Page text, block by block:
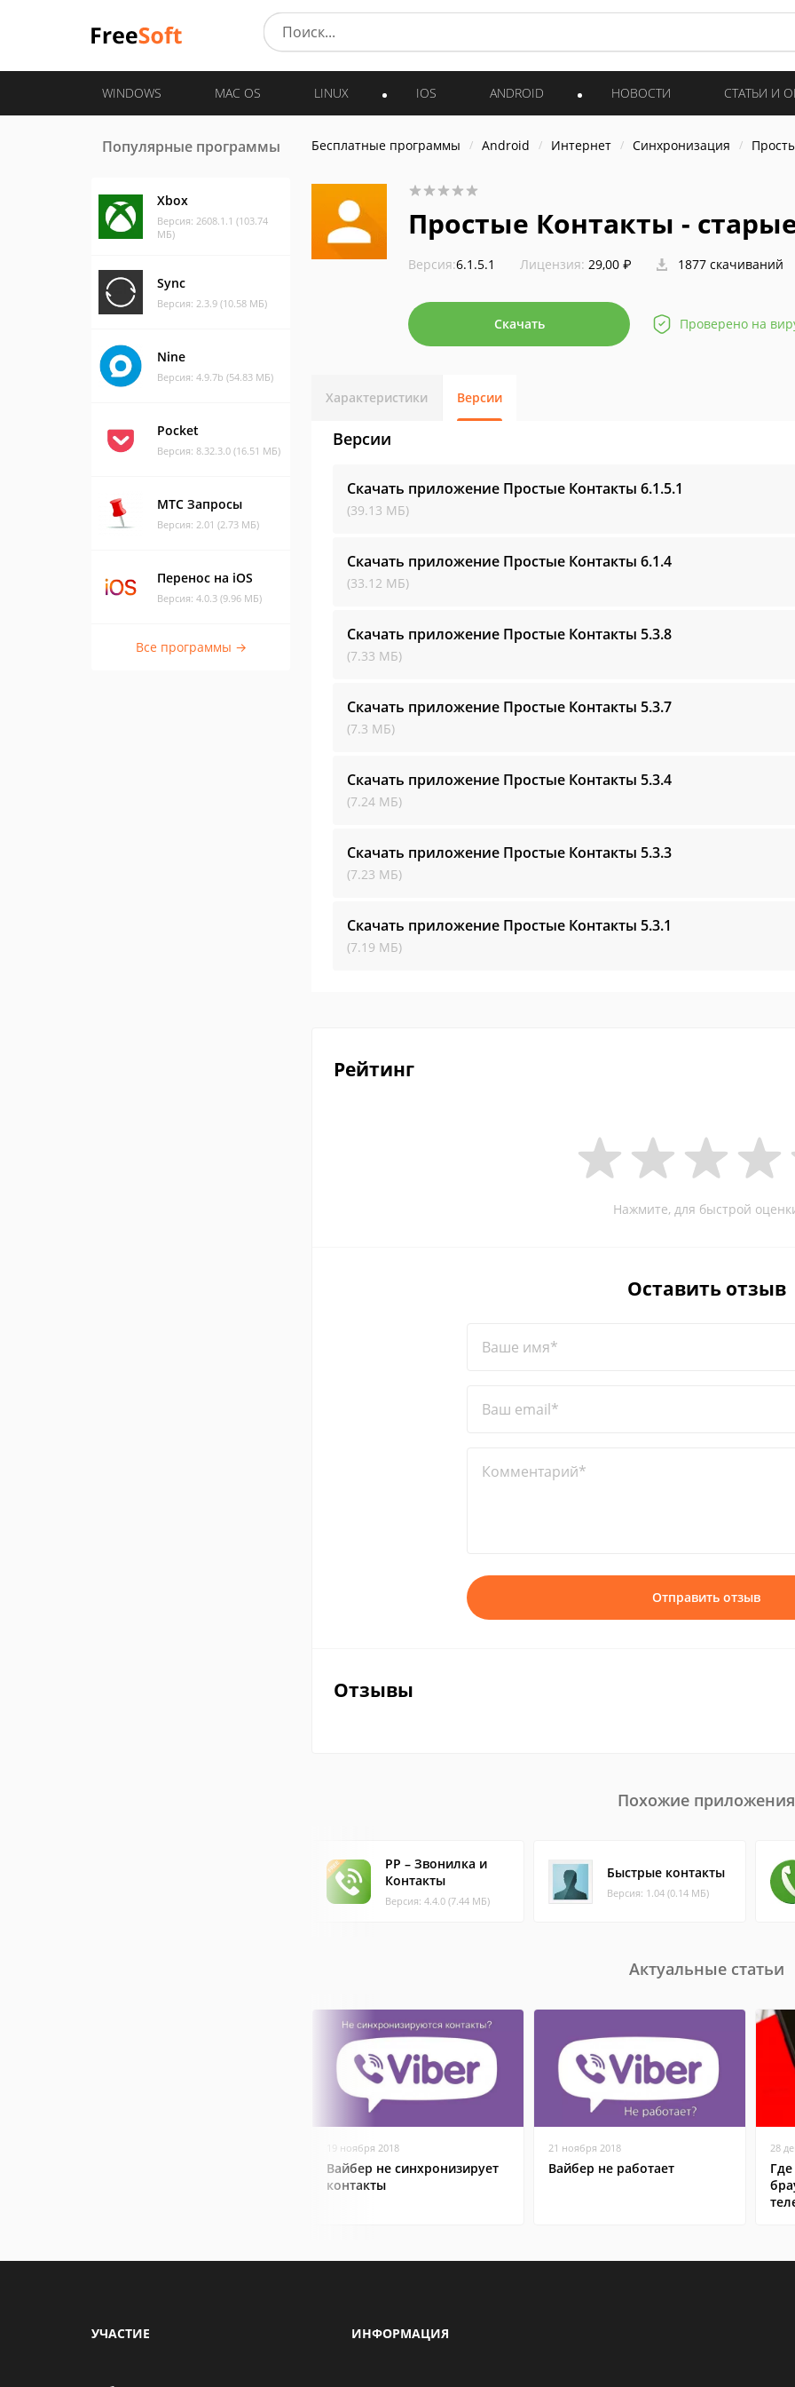
WINDOWS MAC OS LINUX IOS ANDROID НОВОСТИ СТАТЬИ И
Популярные программы
Xbox
Версия: 2608.1.1 (103.74
МБ)
Sync
Версия: 2.3.9 (10.58 МБ)
Nine
Версия: 4.9.7b (54.83 МБ)
Pocket
Версия: 8.32.3.0 (16.51 МБ)
МТС Запросы
Версия: 2.01 (2.73 МБ)
Перенос на iOS
Версия: 4.0.3 (9.96 МБ)
Все программы →
Бесплатные программы Android Интернет Синхронизация
Простые Контакты -
Версия:6.1.5.1 Лицензия: 29,00 ₽ 1877 скачиваний
Скачать Проверено на
Характеристики Версии
Версии
Скачать приложение Простые Контакты 6.1.5.1
(39.13 МБ)
Скачать приложение Простые Контакты 6.1.4
(33.12 МБ)
Скачать приложение Простые Контакты 5.3.8
(7.33 МБ)
Скачать приложение Простые Контакты 5.3.7
(7.3 МБ)
Скачать приложение Простые Контакты 5.3.4
(7.24 МБ)
Скачать приложение Простые Контакты 5.3.3
(7.23 МБ)
Скачать приложение Простые Контакты 5.3.1
(7.19 МБ)
Рейтинг
Нажмите, для быстрой
Оставить отзыв
Ваше имя*
Ваш email*
Комментарий*
Отправить отзыв
Отзывы
Похожие приложения
PP – Звонилка и
Контакты
Версия: 4.4.0 (7.44 МБ)
Быстрые контакты
Версия: 1.04 (0.14 МБ)
Актуальные статьи
19 ноября 2018
Вайбер не синхронизирует
контакты
21 ноября 2018
Вайбер не работает
28
УЧАСТИЕ ИНФОРМАЦИЯ